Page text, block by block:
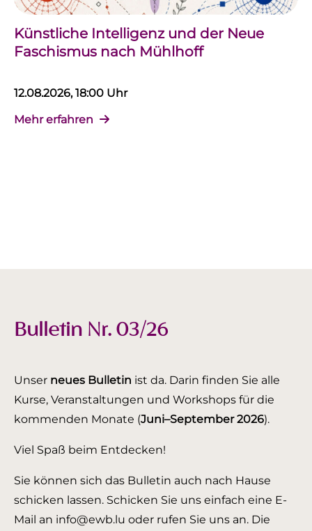
Künstliche Intelligenz und der Neue
Faschismus nach Mühlhoff
12.08.2026, 18:00 Uhr
Mehr erfahren
Bulletin Nr. 03/26
Unser neues Bulletin ist da. Darin finden Sie alle
Kurse, Veranstaltungen und Workshops für die
kommenden Monate (Juni–September 2026).
Viel Spaß beim Entdecken!
Sie können sich das Bulletin auch nach Hause
schicken lassen. Schicken Sie uns einfach eine E-
Mail an info@ewb.lu oder rufen Sie uns an. Die